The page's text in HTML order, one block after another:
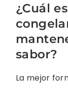
¿Cuál
sabor?
La mejor